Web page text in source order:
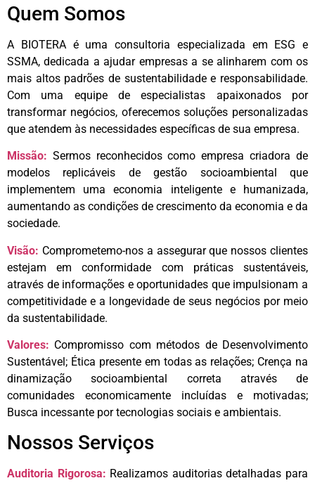
Quem Somos
A BIOTERA é uma consultoria especializada em ESG e
SSMA, dedicada a ajudar empresas a se alinharem com os
mais altos padrões de sustentabilidade e responsabilidade.
Com uma equipe de especialistas apaixonados por
transformar negócios, oferecemos soluções personalizadas
que atendem às necessidades específicas de sua empresa.
Missão: Sermos reconhecidos como empresa criadora de
modelos replicáveis de gestão socioambiental que
implementem uma economia inteligente e humanizada,
aumentando as condições de crescimento da economia e da
sociedade.
Visão: Comprometemo-nos a assegurar que nossos clientes
estejam em conformidade com práticas sustentáveis,
através de informações e oportunidades que impulsionam a
competitividade e a longevidade de seus negócios por meio
da sustentabilidade.
Valores: Compromisso com métodos de Desenvolvimento
Sustentável; Ética presente em todas as relações; Crença na
dinamização socioambiental correta através de
comunidades economicamente incluídas e motivadas;
Busca incessante por tecnologias sociais e ambientais.
Nossos Serviços
Auditoria Rigorosa: Realizamos auditorias detalhadas para